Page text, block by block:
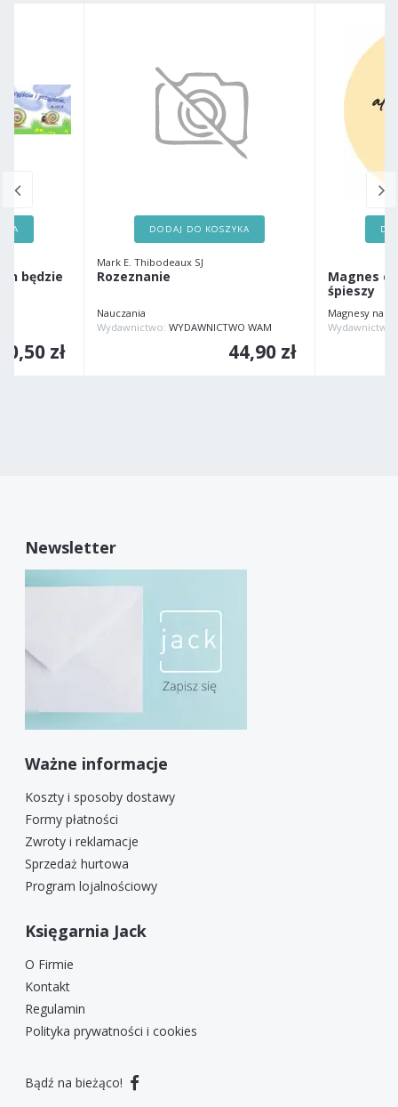
będzie
0,50 zł
DODAJ DO KOSZYKA
Mark E. Thibodeaux SJ
Rozeznanie
Nauczania
Wydawnictwo: WYDAWNICTWO WAM
44,90 zł
Magnes
śpieszy
Magnesy na
Newsletter
Ważne informacje
Koszty i sposoby dostawy
Formy płatności
Zwroty i reklamacje
Sprzedaż hurtowa
Program lojalnościowy
Księgarnia Jack
O Firmie
Kontakt
Regulamin
Polityka prywatności i cookies
Bądź na bieżąco!